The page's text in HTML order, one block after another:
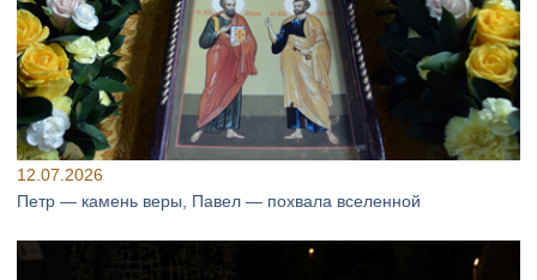
12.07.2026
Петр — камень веры, Павел — похвала вселенной